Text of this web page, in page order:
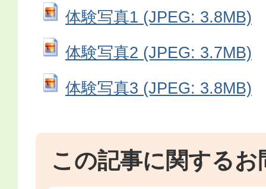
体験写真1 (JPEG: 3.8MB)
体験写真2 (JPEG: 3.7MB)
体験写真3 (JPEG: 3.8MB)
この記事に関するお